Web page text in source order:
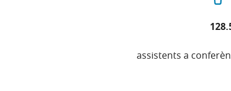
assistents a